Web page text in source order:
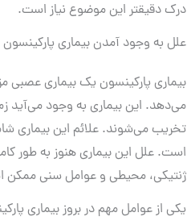
درک دقیقتر این موضوع نیاز است.
علل به وجود آمدن بیماری پارکینسون
بیماری پارکینسون یک بیماری عصبی
می‌دهد. این بیماری به وجود می‌آید
تخریب می‌شوند. علائم این بیماری
است. علل این بیماری هنوز به طور
ژنتیکی، محیطی و عوامل سنی ممکن
یکی از عوامل مهم در بروز بیماری